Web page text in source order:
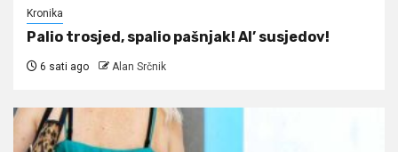
Kronika
Palio trosjed, spalio pašnjak! Al’ susjedov!
6 sati ago Alan Srčnik